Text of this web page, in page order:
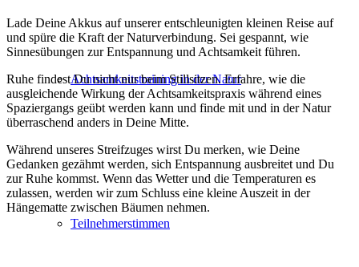
Achtsamkeitstraining in der Natur
Teilnehmerstimmen
Lade Deine Akkus auf unserer entschleunigten kleinen Reise auf
und spüre die Kraft der Naturverbindung. Sei gespannt, wie
Sinnesübungen zur Entspannung und Achtsamkeit führen.
Ruhe findest Du nicht nur beim Stillsitzen. Erfahre, wie die
ausgleichende Wirkung der Achtsamkeitspraxis während eines
Spaziergangs geübt werden kann und finde mit und in der Natur
überraschend anders in Deine Mitte.
Während unseres Streifzuges wirst Du merken, wie Deine
Gedanken gezähmt werden, sich Entspannung ausbreitet und Du
zur Ruhe kommst. Wenn das Wetter und die Temperaturen es
zulassen, werden wir zum Schluss eine kleine Auszeit in der
Hängematte zwischen Bäumen nehmen.